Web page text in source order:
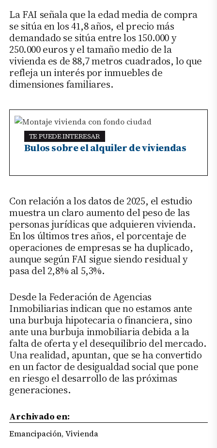
La FAI señala que la edad media de compra
se sitúa en los 41,8 años, el precio más
demandado se sitúa entre los 150.000 y
250.000 euros y el tamaño medio de la
vivienda es de 88,7 metros cuadrados, lo que
refleja un interés por inmuebles de
dimensiones familiares.
TE PUEDE INTERESAR
Bulos sobre el alquiler de viviendas
Con relación a los datos de 2025, el estudio
muestra un claro aumento del peso de las
personas jurídicas que adquieren vivienda.
En los últimos tres años, el porcentaje de
operaciones de empresas se ha duplicado,
aunque según FAI sigue siendo residual y
pasa del 2,8% al 5,3%.
Desde la Federación de Agencias
Inmobiliarias indican que no estamos ante
una burbuja hipotecaria o financiera, sino
ante una burbuja inmobiliaria debida a la
falta de oferta y el desequilibrio del mercado.
Una realidad, apuntan, que se ha convertido
en un factor de desigualdad social que pone
en riesgo el desarrollo de las próximas
generaciones.
Archivado en:
Emancipación,Vivienda